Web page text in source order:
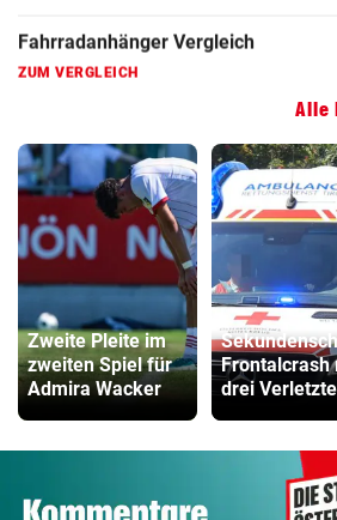
Kinderfahrrad Vergleich
Alle
Zweite Pleite im
zweiten Spiel für
Admira Wacker
Frontalcrash
drei